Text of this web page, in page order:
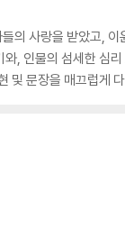
의 사랑을 받았고,
, 인물의 섬세한 심
및 문장을 매끄럽게